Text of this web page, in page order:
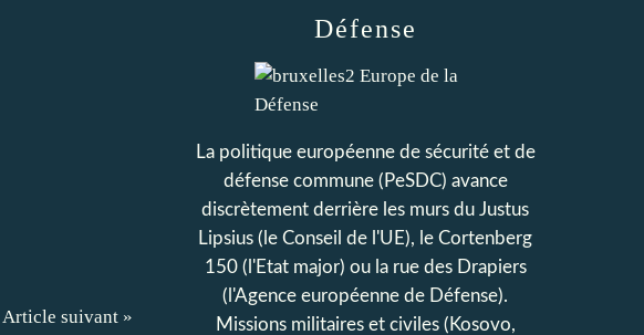
Article suivant »
Défense
La politique européenne de sécurité et de
défense commune (PeSDC) avance
discrètement derrière les murs du Justus
Lipsius (le Conseil de l'UE), le Cortenberg
150 (l'Etat major) ou la rue des Drapiers
(l'Agence européenne de Défense).
Missions militaires et civiles (Kosovo,